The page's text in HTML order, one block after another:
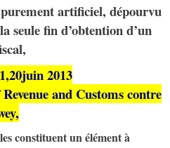
artificiel, dépourvu
seule fin d’obtention d’un
2013
and Customs contre
constituent un élément à